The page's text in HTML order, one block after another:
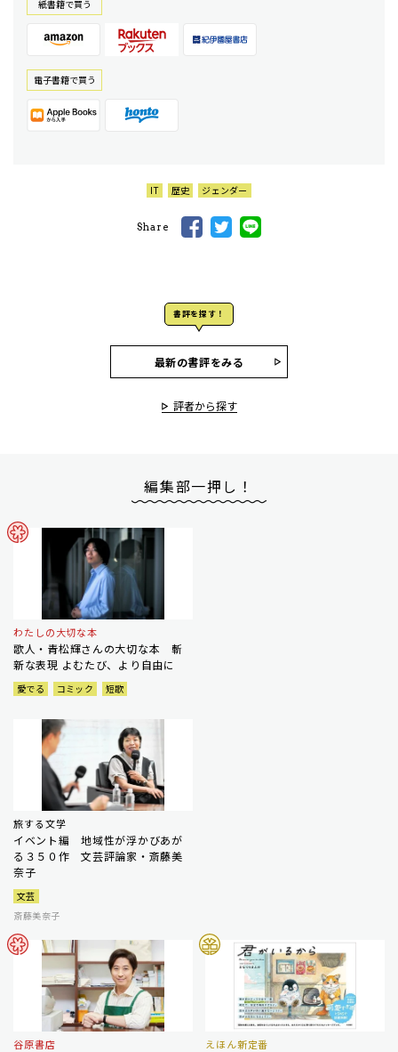
紙書籍で買う
電⼦書籍で買う
IT 歴史 ジェンダー
Share
書評を探す！
最新の書評をみる
評者から探す
編集部一押し！
わたしの大切な本
歌人・青松輝さんの大切な本 斬
新な表現 よむたび、より自由に
愛でる コミック 短歌
旅する文学
イベント編 地域性が浮かびあが
る３５０作 文芸評論家・斎藤美
奈子
文芸
斎藤美奈子
谷原書店 えほん新定番